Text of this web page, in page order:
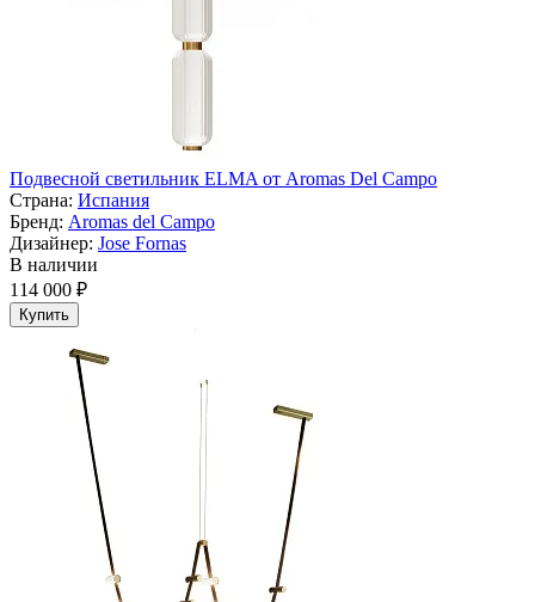
Подвесной светильник ELMA от Aromas Del Campo
Страна: Испания
Бренд: Aromas del Campo
Дизайнер: Jose Fornas
В наличии
114 000 ₽
Купить